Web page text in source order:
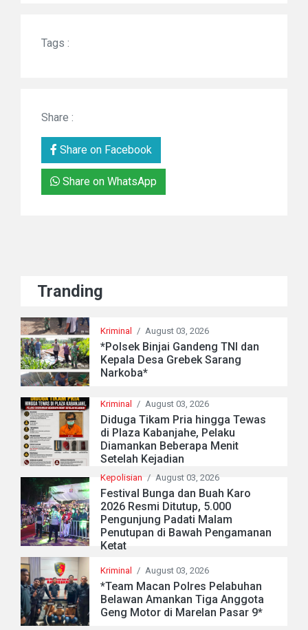
Tags :
Share :
Share on Facebook
Share on WhatsApp
Tranding
Kriminal / August 03, 2026
*Polsek Binjai Gandeng TNI dan
Kepala Desa Grebek Sarang
Narkoba*
Kriminal / August 03, 2026
Diduga Tikam Pria hingga Tewas
di Plaza Kabanjahe, Pelaku
Diamankan Beberapa Menit
Setelah Kejadian
Kepolisian / August 03, 2026
Festival Bunga dan Buah Karo
2026 Resmi Ditutup, 5.000
Pengunjung Padati Malam
Penutupan di Bawah Pengamanan
Ketat
Kriminal / August 03, 2026
*Team Macan Polres Pelabuhan
Belawan Amankan Tiga Anggota
Geng Motor di Marelan Pasar 9*